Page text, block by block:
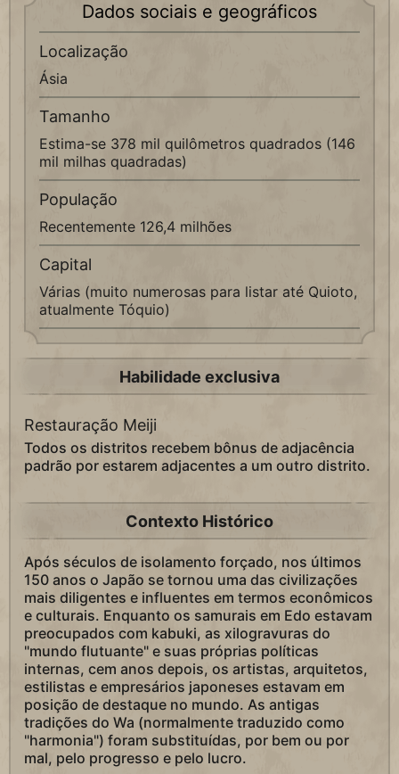
Dados sociais e geográficos
Localização
Ásia
Tamanho
Estima-se 378 mil quilômetros quadrados (146
mil milhas quadradas)
População
Recentemente 126,4 milhões
Capital
Várias (muito numerosas para listar até Quioto,
atualmente Tóquio)
Habilidade exclusiva
Restauração Meiji
Todos os distritos recebem bônus de adjacência
padrão por estarem adjacentes a um outro distrito.
Contexto Histórico
Após séculos de isolamento forçado, nos últimos
150 anos o Japão se tornou uma das civilizações
mais diligentes e influentes em termos econômicos
e culturais. Enquanto os samurais em Edo estavam
preocupados com kabuki, as xilogravuras do
"mundo flutuante" e suas próprias políticas
internas, cem anos depois, os artistas, arquitetos,
estilistas e empresários japoneses estavam em
posição de destaque no mundo. As antigas
tradições do Wa (normalmente traduzido como
"harmonia") foram substituídas, por bem ou por
mal, pelo progresso e pelo lucro.